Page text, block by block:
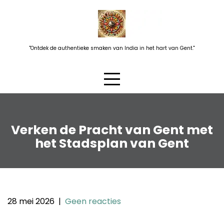
"Ontdek de authentieke smaken van India in het hart van Gent."
Verken de Pracht van Gent met
het Stadsplan van Gent
28 mei 2026 | Geen reacties